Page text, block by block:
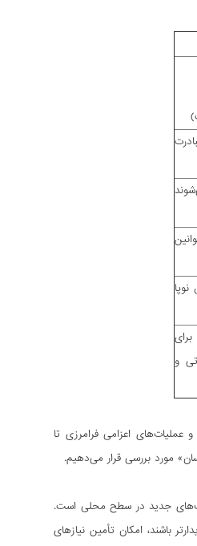
و
اعزامی فرامرزی تا
مورد بررسی قرار می‌دهیم.
جدید در سطح محلی است.
باشند، امکان تأمین نیازهای